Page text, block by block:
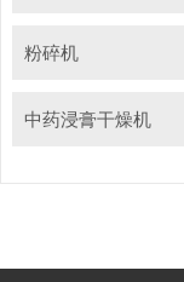
粉碎机
中药浸膏干燥机